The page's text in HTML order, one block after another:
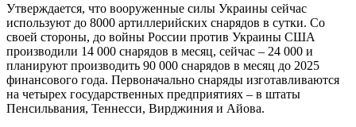
Утверждается, что вооруженные силы Украины сейчас
используют до 8000 артиллерийских снарядов в сутки. Со
своей стороны, до войны России против Украины США
производили 14 000 снарядов в месяц, сейчас – 24 000 и
планируют производить 90 000 снарядов в месяц до 2025
финансового года. Первоначально снаряды изготавливаются
на четырех государственных предприятиях – в штаты
Пенсильвания, Теннесси, Вирджиния и Айова.